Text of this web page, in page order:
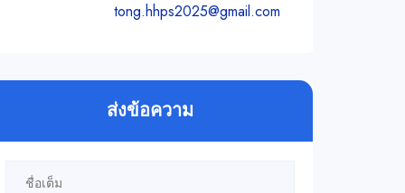
tong.hhps2025@gmail.com
ส่งข้อความ